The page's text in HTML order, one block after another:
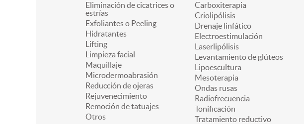
Eliminación de cicatrices o
estrías
Exfoliantes o Peeling
Hidratantes
Lifting
Limpieza facial
Maquillaje
Microdermoabrasión
Reducción de ojeras
Rejuvenecimiento
Remoción de tatuajes
Otros
Carboxiterapia
Criolipólisis
Drenaje linfático
Electroestimulación
Laserlipólisis
Levantamiento de glúteos
Lipoescultura
Mesoterapia
Ondas rusas
Radiofrecuencia
Tonificación
Tratamiento reductivo